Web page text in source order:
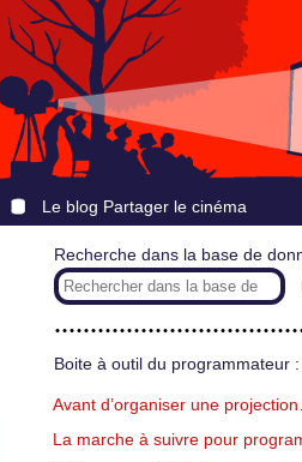
Le blog Partager le cinéma
Recherche dans la base de
Boite à outil du programmateur :
Avant d’organiser une
La marche à suivre pour